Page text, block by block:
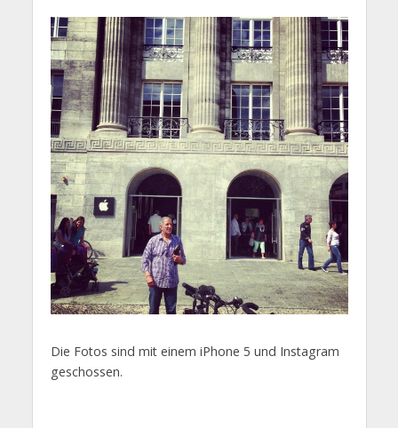
Die Fotos sind mit einem iPhone 5 und Instagram
geschossen.